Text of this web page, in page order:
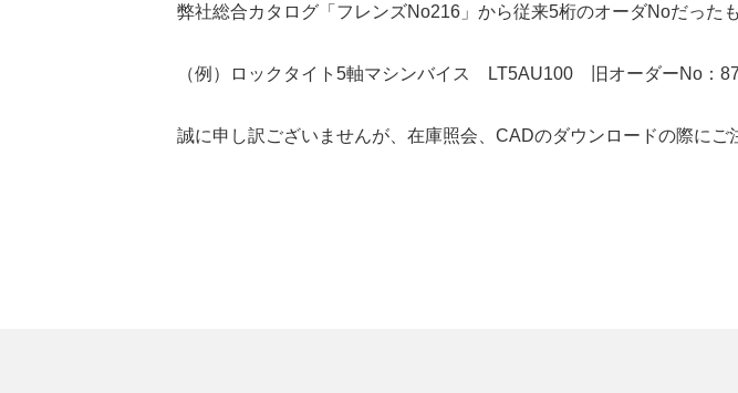
弊社総合カタログ「フレンズNo216」から従来5桁のオーダNoだった
（例）ロックタイト5軸マシンバイス LT5AU100 旧オーダーNo
誠に申し訳ございませんが、在庫照会、CADのダウンロードの際にご